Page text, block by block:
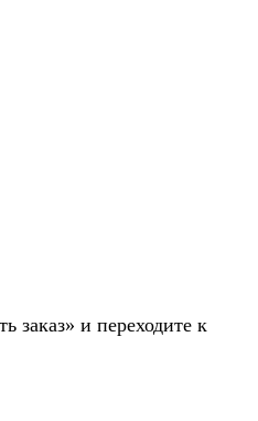
заказ» и переходите к